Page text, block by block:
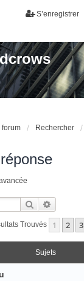
S’enregistrer
forum Rechercher
Rechercher
Trouvés 1 2 3
Sujets